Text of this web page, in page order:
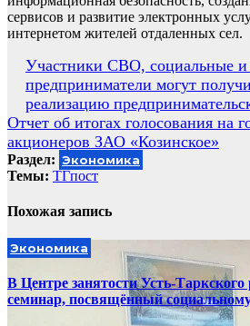
сервисов и развитие электронных
интернетом жителей отдаленных сел.
Навигация
по
записям
Участники СВО, социальные
предприниматели могут
реализацию
Отчет об итогах голосования на
акционеров ЗАО «Козинское»
Раздел: Экономика
Темы: ТГпост
Похожая запись
Экономика
В Центре занятости Усть-
семинар, посвящённый